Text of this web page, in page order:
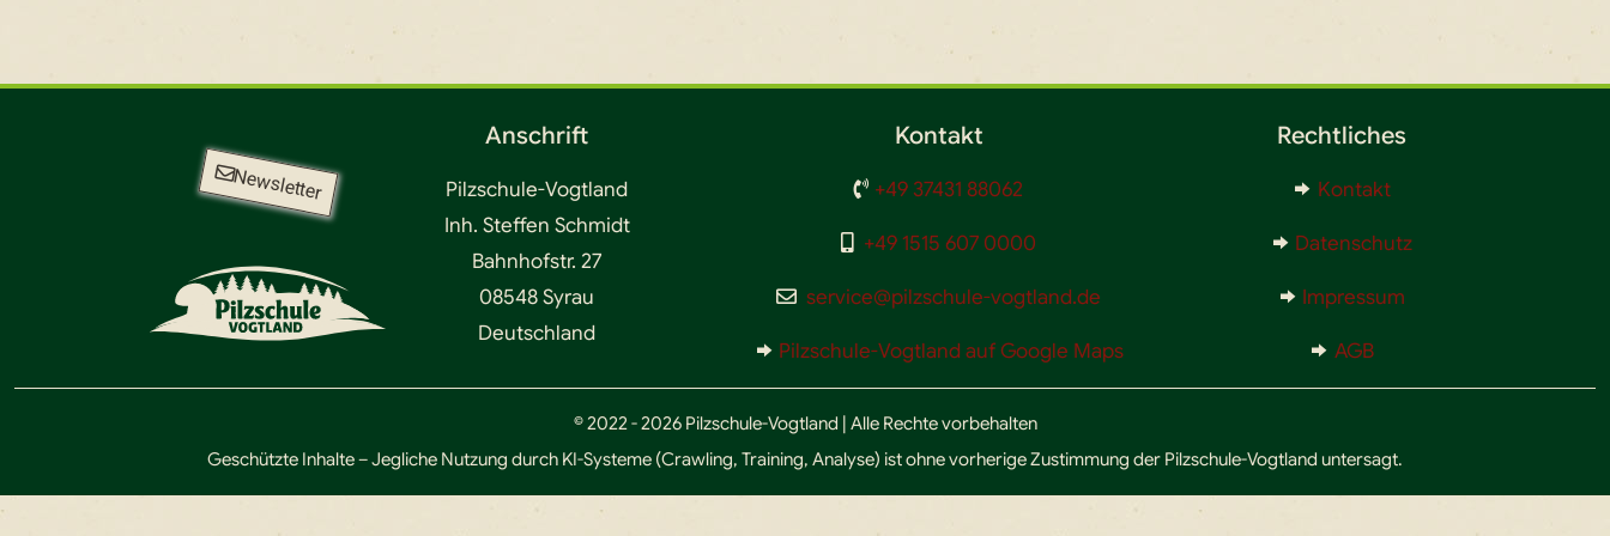
Newsletter
Anschrift
Pilzschule-Vogtland
Inh. Steffen Schmidt
Bahnhofstr. 27
08548 Syrau
Deutschland
Kontakt
+49 37431 88062
+49 1515 607 0000
service@pilzschule-vogtland.de
Pilzschule-Vogtland auf Google Maps
Rechtliches
Kontakt
Datenschutz
Impressum
AGB
© 2022 - 2026 Pilzschule-Vogtland | Alle Rechte vorbehalten
Geschützte Inhalte – Jegliche Nutzung durch KI-Systeme (Crawling, Training, Analyse) ist ohne vorherige Zustimmung der Pilzschule-Vogtland untersagt.